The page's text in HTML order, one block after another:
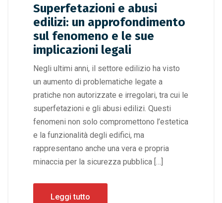
Superfetazioni e abusi
edilizi: un approfondimento
sul fenomeno e le sue
implicazioni legali
Negli ultimi anni, il settore edilizio ha visto
un aumento di problematiche legate a
pratiche non autorizzate e irregolari, tra cui le
superfetazioni e gli abusi edilizi. Questi
fenomeni non solo compromettono l’estetica
e la funzionalità degli edifici, ma
rappresentano anche una vera e propria
minaccia per la sicurezza pubblica […]
Leggi tutto